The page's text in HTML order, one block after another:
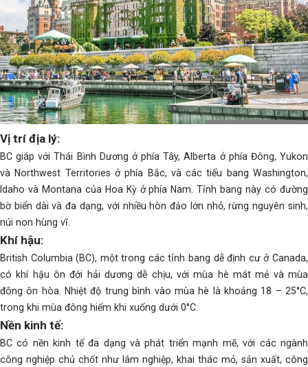
Vị trí địa lý:
BC giáp với Thái Bình Dương ở phía Tây, Alberta ở phía Đông, Yukon
và Northwest Territories ở phía Bắc, và các tiểu bang Washington,
Idaho và Montana của Hoa Kỳ ở phía Nam. Tỉnh bang này có đường
bờ biển dài và đa dạng, với nhiều hòn đảo lớn nhỏ, rừng nguyên sinh,
núi non hùng vĩ.
Khí hậu:
British Columbia (BC), một trong các tỉnh bang dễ định cư ở Canada,
có khí hậu ôn đới hải dương dễ chịu, với mùa hè mát mẻ và mùa
đông ôn hòa. Nhiệt độ trung bình vào mùa hè là khoảng 18 – 25°C,
trong khi mùa đông hiếm khi xuống dưới 0°C.
Nền kinh tế:
BC có nền kinh tế đa dạng và phát triển mạnh mẽ, với các ngành
công nghiệp chủ chốt như lâm nghiệp, khai thác mỏ, sản xuất, công